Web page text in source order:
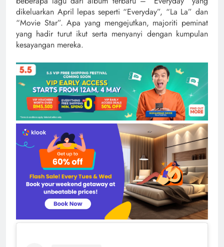
dikeluarkan April lepas seperti “Everyday”, “La La” dan
“Movie Star”. Apa yang mengejutkan, majoriti peminat
yang hadir turut ikut serta menyanyi dengan kumpulan
kesayangan mereka.